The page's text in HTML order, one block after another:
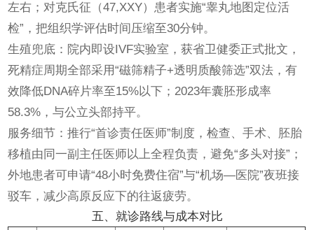
左右；对克氏征（47,XXY）患者实施“睾丸地图定位活
检”，把组织学评估时间压缩至30分钟。
生殖兜底：院内即设IVF实验室，获省卫健委正式批文，
死精症周期全部采用“磁筛精子+透明质酸筛选”双法，有
效降低DNA碎片率至15%以下；2023年囊胚形成率
58.3%，与公立头部持平。
服务细节：推行“首诊责任医师”制度，检查、手术、胚胎
移植由同一副主任医师以上全程负责，避免“多头对接”；
外地患者可申请“48小时免费住宿”与“机场—医院”夜班接
驳车，减少高原反应下的往返疲劳。
五、就诊路线与成本对比